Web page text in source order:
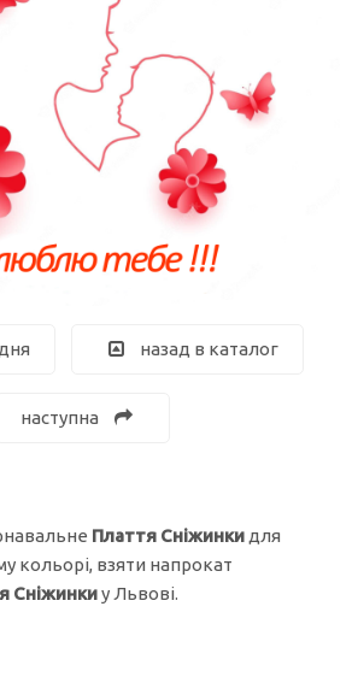
назад в каталог
наступна
Плаття Сніжинки для
кольорі, взяти напрокат
Сніжинкиу Львові.